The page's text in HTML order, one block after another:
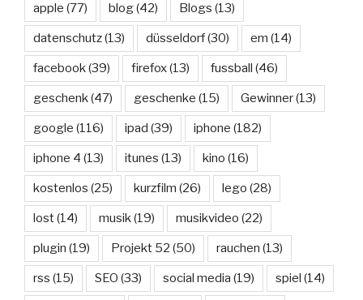
apple (77) blog(42) Blogs (13)
datenschutz(13) düsseldorf(30) em (14)
facebook(39) firefox(13) fussball (46)
geschenk(47) geschenke (15) Gewinner(13)
google (116) ipad (39) iphone (182)
iphone 4 (13) itunes (13) kino (16)
kostenlos (25) kurzfilm (26) lego (28)
lost(14) musik(19) musikvideo (22)
plugin (19) Projekt 52 (50) rauchen (13)
rss (15) SEO (33) social media (19) spiel (14)